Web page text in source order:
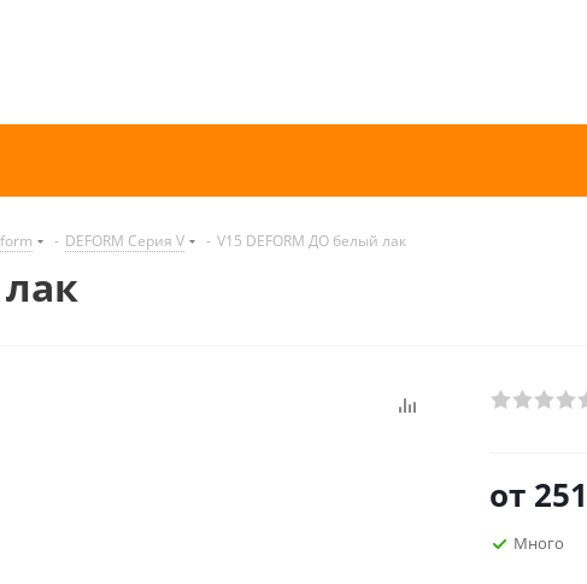
- DEFORM Серия V - V15 DEFORM ДО белый лак
от
Много